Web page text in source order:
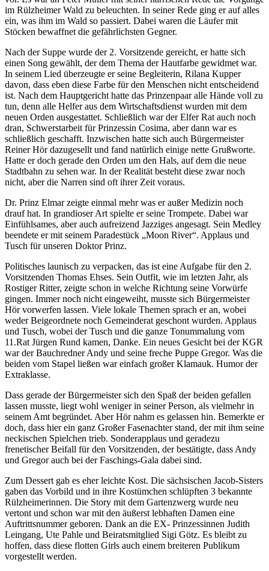
im Rülzheimer Wald zu beleuchten. In seiner Rede ging er auf alles
ein, was ihm im Wald so passiert. Dabei waren die Läufer mit
Stöcken bewaffnet die gefährlichsten Gegner.
Nach der Suppe wurde der 2. Vorsitzende gereicht, er hatte sich
einen Song gewählt, der dem Thema der Hautfarbe gewidmet war.
In seinem Lied überzeugte er seine Begleiterin, Rilana Kupper
davon, dass eben diese Farbe für den Menschen nicht entscheidend
ist. Nach dem Hauptgericht hatte das Prinzenpaar alle Hände voll zu
tun, denn alle Helfer aus dem Wirtschaftsdienst wurden mit dem
neuen Orden ausgestattet. Schließlich war der Elfer Rat auch noch
dran, Schwerstarbeit für Prinzessin Cosima, aber dann war es
schließlich geschafft. Inzwischen hatte sich auch Bürgermeister
Reiner Hör dazugesellt und fand natürlich einige nette Grußworte.
Hatte er doch gerade den Orden um den Hals, auf dem die neue
Stadtbahn zu sehen war. In der Realität besteht diese zwar noch
nicht, aber die Narren sind oft ihrer Zeit voraus.
Dr. Prinz Elmar zeigte einmal mehr was er außer Medizin noch
drauf hat. In grandioser Art spielte er seine Trompete. Dabei war
Einfühlsames, aber auch aufreizend Jazziges angesagt. Sein Medley
beendete er mit seinem Paradestück „Moon River“. Applaus und
Tusch für unseren Doktor Prinz.
Politisches launisch zu verpacken, das ist eine Aufgabe für den 2.
Vorsitzenden Thomas Ehses. Sein Outfit, wie im letzten Jahr, als
Rostiger Ritter, zeigte schon in welche Richtung seine Vorwürfe
gingen. Immer noch nicht eingeweiht, musste sich Bürgermeister
Hör vorwerfen lassen. Viele lokale Themen sprach er an, wobei
weder Beigeordnete noch Gemeinderat geschont wurden. Applaus
und Tusch, wobei der Tusch und die ganze Tonummalung vom
11.Rat Jürgen Rund kamen, Danke. Ein neues Gesicht bei der KGR
war der Bauchredner Andy und seine freche Puppe Gregor. Was die
beiden vom Stapel ließen war einfach großer Klamauk. Humor der
Extraklasse.
Dass gerade der Bürgermeister sich den Spaß der beiden gefallen
lassen musste, liegt wohl weniger in seiner Person, als vielmehr in
seinem Amt begründet. Aber Hör nahm es gelassen hin. Bemerkte er
doch, dass hier ein ganz Großer Fasenachter stand, der mit ihm seine
neckischen Spielchen trieb. Sonderapplaus und geradezu
frenetischer Beifall für den Vorsitzenden, der bestätigte, dass Andy
und Gregor auch bei der Faschings-Gala dabei sind.
Zum Dessert gab es eher leichte Kost. Die sächsischen Jacob-Sisters
gaben das Vorbild und in ihre Kostümchen schlüpften 3 bekannte
Rülzheimerinnen. Die Story mit dem Gartenzwerg wurde neu
vertont und schon war mit den äußerst lebhaften Damen eine
Auftrittsnummer geboren. Dank an die EX- Prinzessinnen Judith
Leingang, Ute Pahle und Beiratsmitglied Sigi Götz. Es bleibt zu
hoffen, dass diese flotten Girls auch einem breiteren Publikum
vorgestellt werden.